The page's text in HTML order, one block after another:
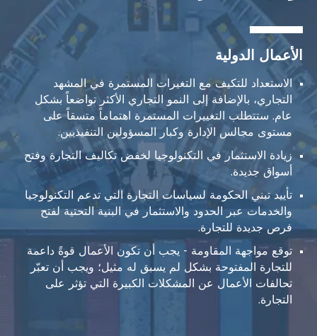
الأعمال الدولية
الاستعداد للتكيف مع التغيرات المستمرة في المشهد
التجاري، بالإضافة إلى النمو التجاري الأكثر تواضعاً بشكل
عام. ستتطلب التغييرات المستمرة اهتماماً متسقاً على
مستوى مجالس الإدارة وكبار المسؤولين التنفيذيين.
زيادة الاستثمار في التكنولوجيا لخفض تكاليف التجارة وفتح
أسواق جديدة.
تأييد تبني الحكومة لسياسات التجارة التي تدعم التكنولوجيا
والخدمات عبر الحدود والاستثمار في البنية التحتية لفتح
فرص جديدة للتجارة.
توقع مواجهة المقاومة - يجب أن تكون الأعمال قوةً داعمة
للتجارة المفتوحة بشكل لم يسبق له مثيل؛ ويجب أن تعبّر
تحالفات الأعمال عن المشكلات الكبيرة التي تؤثر على
التجارة.